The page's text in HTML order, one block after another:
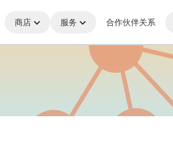
商店 服务 合作伙伴关系
始终保持连接